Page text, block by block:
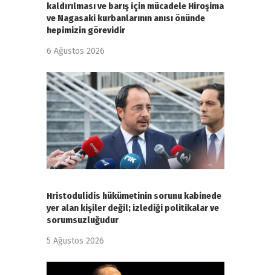
kaldırılması ve barış için mücadele Hiroşima
ve Nagasaki kurbanlarının anısı önünde
hepimizin görevidir
6 Ağustos 2026
Hristodulidis hükümetinin sorunu kabinede
yer alan kişiler değil; izlediği politikalar ve
sorumsuzluğudur
5 Ağustos 2026